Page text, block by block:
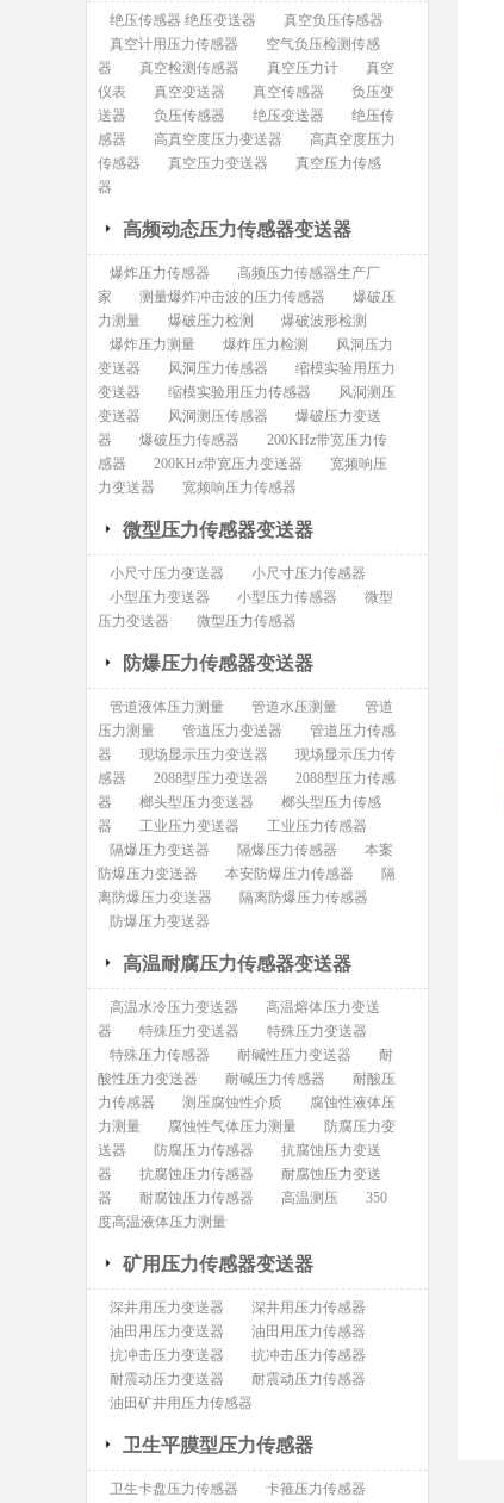
绝压传感器 绝压变送器
真空负压传感器
真空计用压力传感器
空气负压检测传感
器
真空检测传感器 真空压力计
真空
仪表
真空变送器 真空传感器
负压变
送器
负压传感器 绝压变送器
绝压传
感器
高真空度压力变送器
高真空度压力
传感器
真空压力变送器
真空压力传感
器
高频动态压力传感器变送器
爆炸压力传感器
高频压力传感器生产厂
家
测量爆炸冲击波的压力传感器
爆破压
力测量
爆破压力检测
爆破波形检测
爆炸压力测量
爆炸压力检测
风洞压力
变送器
风洞压力传感器
缩模实验用压力
变送器
缩模实验用压力传感器
风洞测压
变送器
风洞测压传感器
爆破压力变送
器
爆破压力传感器
200KHz带宽压力传
感器
200KHz带宽压力变送器
宽频响压
力变送器
宽频响压力传感器
微型压力传感器变送器
小尺寸压力变送器
小尺寸压力传感器
小型压力变送器
小型压力传感器
微型
压力变送器
微型压力传感器
防爆压力传感器变送器
管道液体压力测量 管道水压测量
管道
压力测量
管道压力变送器
管道压力传感
器
现场显示压力变送器
现场显示压力传
感器
2088型压力变送器
2088型压力传感
器
榔头型压力变送器
榔头型压力传感
器
工业压力变送器
工业压力传感器
隔爆压力变送器
隔爆压力传感器
本案
防爆压力变送器
本安防爆压力传感器
隔
离防爆压力变送器
隔离防爆压力传感器
防爆压力变送器
高温耐腐压力传感器变送器
高温水冷压力变送器
高温熔体压力变送
器
特殊压力变送器
特殊压力变送器
特殊压力传感器
耐碱性压力变送器
耐
酸性压力变送器
耐碱压力传感器
耐酸压
力传感器
测压腐蚀性介质
腐蚀性液体压
力测量
腐蚀性气体压力测量
防腐压力变
送器
防腐压力传感器
抗腐蚀压力变送
器
抗腐蚀压力传感器
耐腐蚀压力变送
器
耐腐蚀压力传感器 高温测压
350
度高温液体压力测量
矿用压力传感器变送器
深井用压力变送器
深井用压力传感器
油田用压力变送器
油田用压力传感器
抗冲击压力变送器
抗冲击压力传感器
耐震动压力变送器
耐震动压力传感器
油田矿井用压力传感器
卫生平膜型压力传感器
卫生卡盘压力传感器 卡箍压力传感器